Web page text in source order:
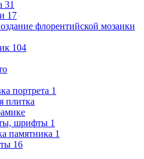
31
17
флорентийской мозаики
104
портрета 1
плитка
шрифты 1
памятника 1
16